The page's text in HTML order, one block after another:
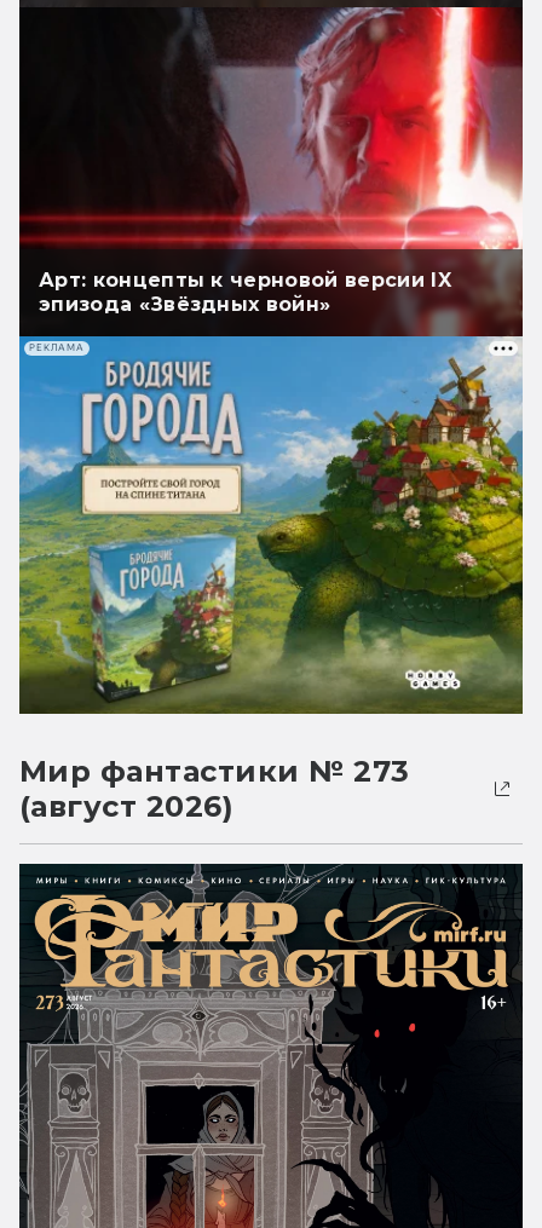
Арт: концепты к черновой версии IX
эпизода «Звёздных войн»
РЕКЛАМА
Мир фантастики № 273
(август 2026)